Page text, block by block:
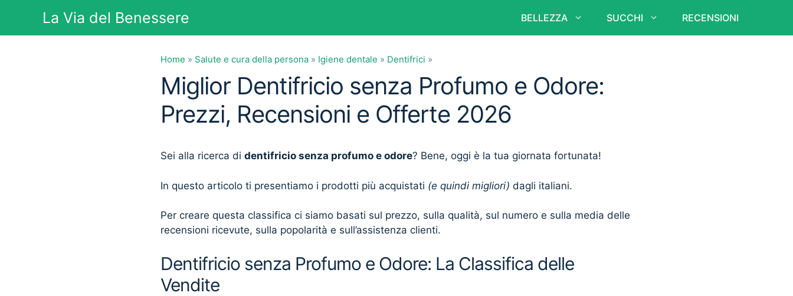
contenuto
La Via del Benessere BELLEZZA SUCCHI RECENSIONI
Home » Salute e cura della persona » Igiene dentale » Dentifrici »
Miglior Dentifricio senza Profumo e Odore:
Prezzi, Recensioni e Offerte 2026
Sei alla ricerca di dentifricio senza profumo e odore? Bene, oggi è la tua giornata fortunata!
In questo articolo ti presentiamo i prodotti più acquistati (e quindi migliori) dagli italiani.
Per creare questa classifica ci siamo basati sul prezzo, sulla qualità, sul numero e sulla media delle
recensioni ricevute, sulla popolarità e sull’assistenza clienti.
Dentifricio senza Profumo e Odore: La Classifica delle
Vendite